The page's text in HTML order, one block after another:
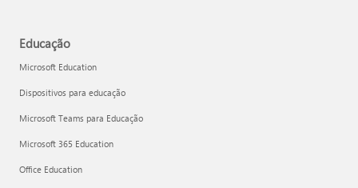
Educação
Microsoft Education
Dispositivos para educação
Microsoft Teams para Educação
Microsoft 365 Education
Office Education